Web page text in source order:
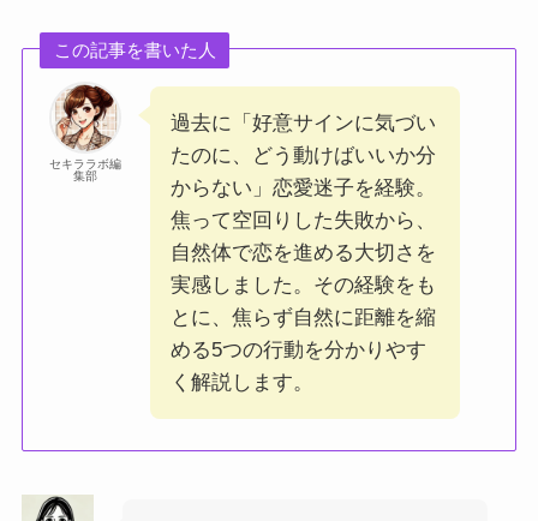
この記事を書いた人
セキララボ編
集部
過去に「好意サインに気づい
たのに、どう動けばいいか分
からない」恋愛迷子を経験。
焦って空回りした失敗から、
自然体で恋を進める大切さを
実感しました。その経験をも
とに、焦らず自然に距離を縮
める5つの行動を分かりやす
く解説します。